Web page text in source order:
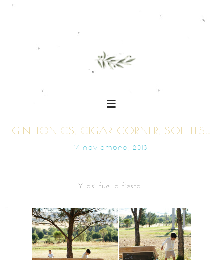
GIN TONICS, CIGAR CORNER, SOLETES…
14 NOVIEMBRE, 2013
Y así fue la fiesta…